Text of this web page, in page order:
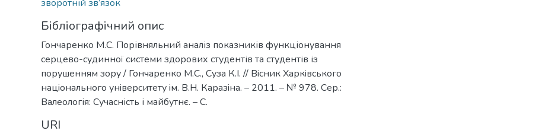
зворотній зв’язок
Бібліографічний опис
Гончаренко М.С. Порівняльний аналіз показників функціонування
серцево-судинної системи здорових студентів та студентів із
порушенням зору / Гончаренко М.С., Суза К.І. // Вiсник Харкiвського
нацiонального унiверситету iм. В.Н. Каразiна. – 2011. – № 978. Сер.:
Валеологія: Сучасність і майбутнє. – С.
URI